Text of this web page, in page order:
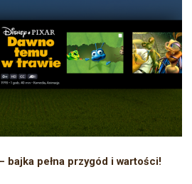
bajka pełna przygód i wartości!